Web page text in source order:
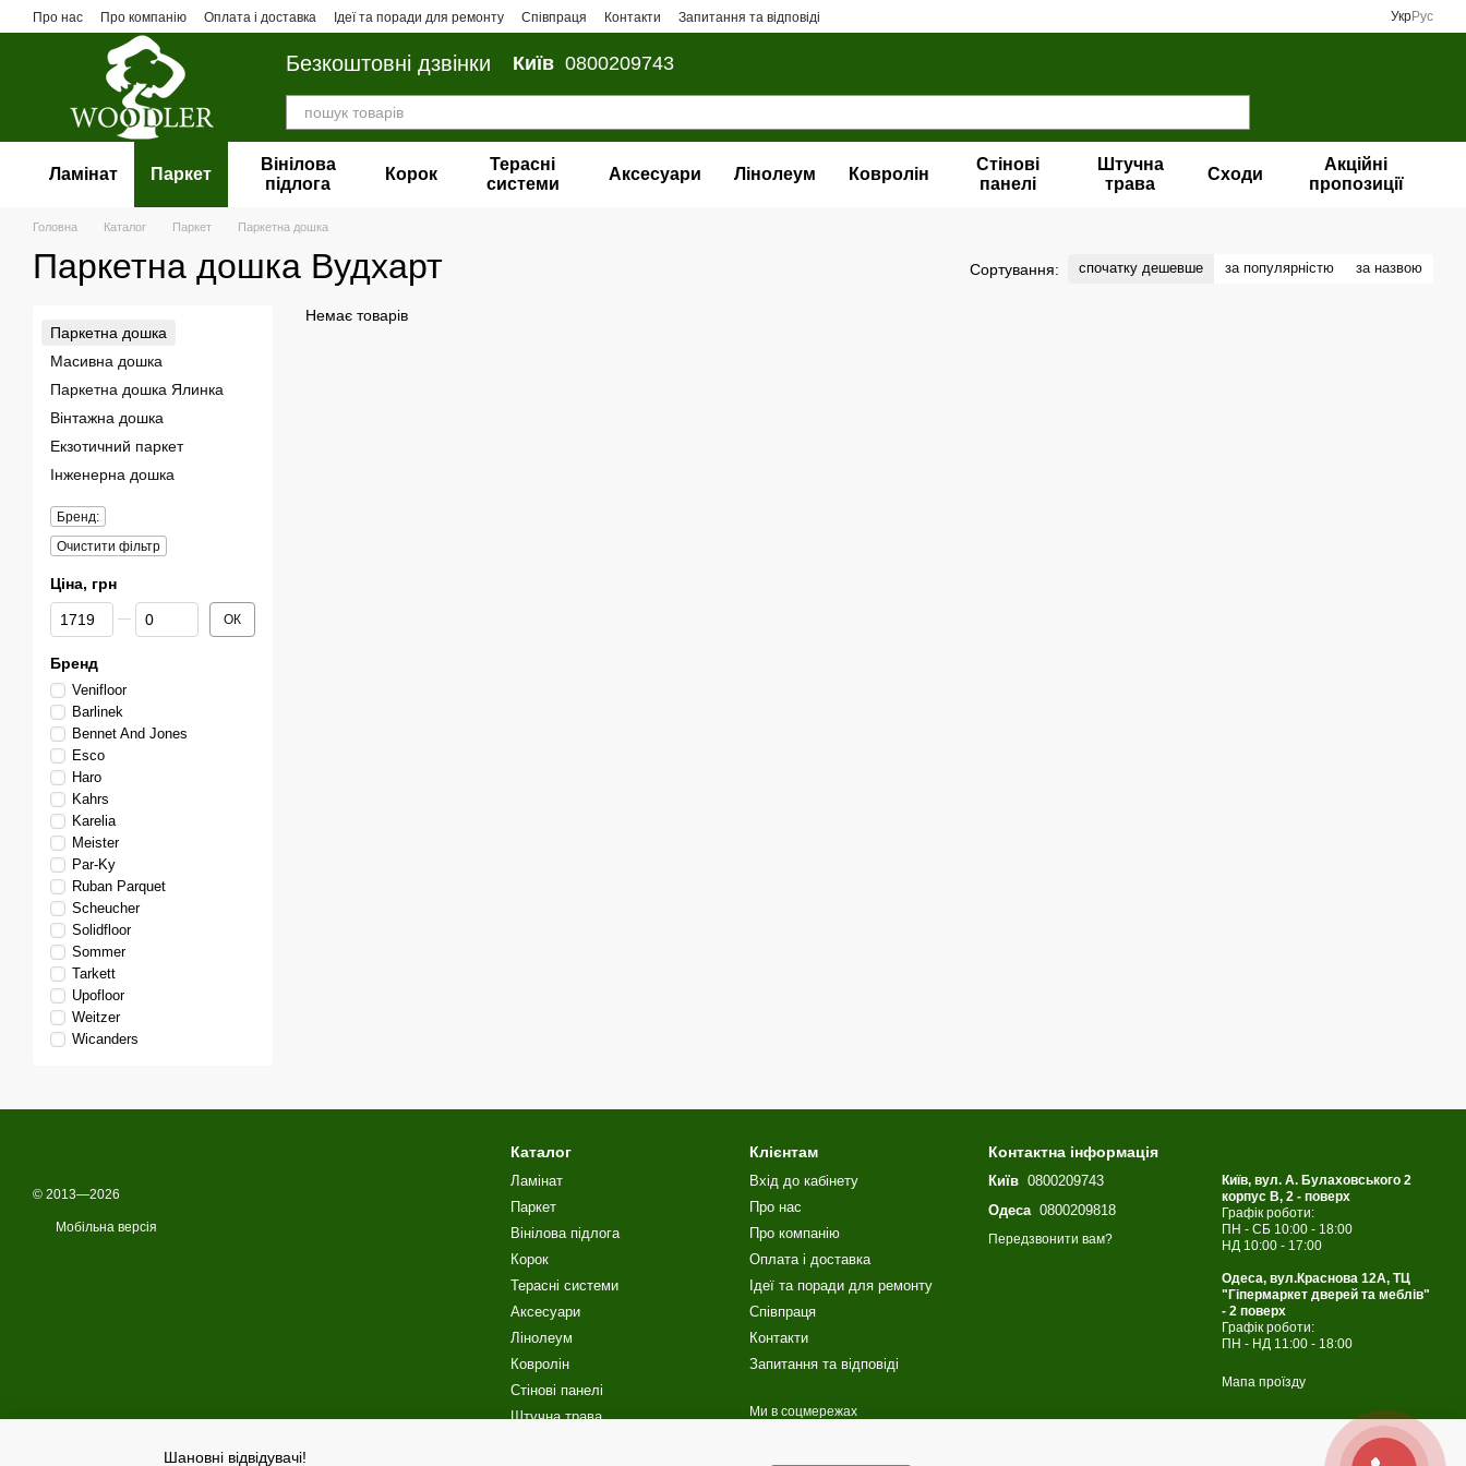
Перейти до основного контенту
Про нас Про компанію Оплата і доставка Ідеї та поради для ремонту Співпраця Контакти Запитання та відповіді УкрРус
Безкоштовні дзвінки Київ 0800209743
Ламінат Паркет
Вінілова
пiдлога
Корок
Терасні
системи
Аксесуари Лінолеум Ковролін
Стінові
панелі
Штучна
трава
Сходи
Акційні
пропозиції
Головна Каталог Паркет Паркетна дошка
Паркетна дошка Вудхарт Сортування: спочатку дешевше за популярністю за назвою
Немає товарів
Паркетна дошка
Масивна дошка
Паркетна дошка Ялинка
Вінтажна дошка
Екзотичний паркет
Інженерна дошка
Бренд:
Очистити фільтр
Ціна, грн
Від Ціна, грн
До Ціна, грн ОК
Бренд
Venifloor
Barlinek
Bennet And Jones
Esco
Haro
Kahrs
Karelia
Meister
Par-Ky
Ruban Parquet
Scheucher
Solidfloor
Sommer
Tarkett
Upofloor
Weitzer
Wicanders
© 2013—2026
Мобільна версія
Каталог
Ламінат
Паркет
Вінілова пiдлога
Корок
Терасні системи
Аксесуари
Лінолеум
Ковролін
Стінові панелі
Штучна трава
Клієнтам
Вхід до кабінету
Про нас
Про компанію
Оплата і доставка
Ідеї та поради для ремонту
Співпраця
Контакти
Запитання та відповіді
Ми в соцмережах
Контактна інформація
Київ 0800209743
Одеса0800209818
Передзвонити вам?
Київ, вул. А. Булаховського 2
корпус B, 2 - поверх
Графік роботи:
ПН - СБ 10:00 - 18:00
НД 10:00 - 17:00
Одеса, вул.Краснова 12А, ТЦ
"Гіпермаркет дверей та меблів"
- 2 поверх
Графік роботи:
ПН - НД 11:00 - 18:00
Мапа проїзду
Шановні відвідувачі!